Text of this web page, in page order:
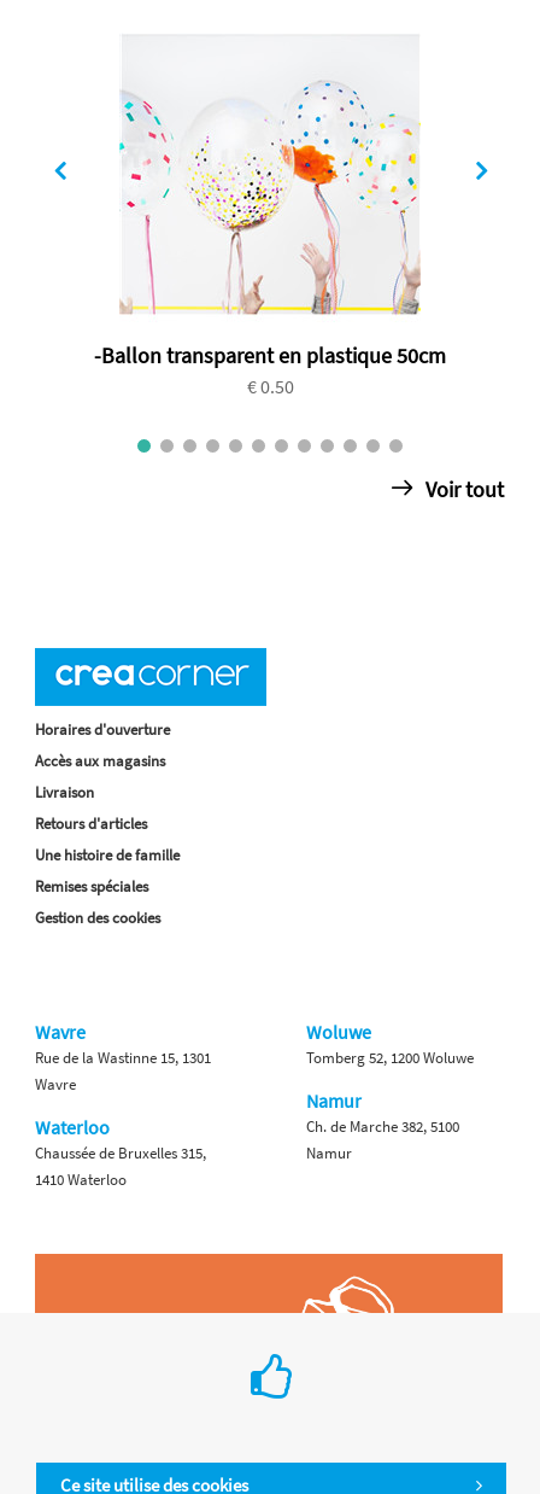
-Ballon transparent en plastique 50cm
€ 0.50
Voir tout
Ce site utilise des cookies
Horaires d'ouverture
Accès aux magasins
Livraison
Retours d'articles
Une histoire de famille
Remises spéciales
Gestion des cookies
Wavre
Rue de la Wastinne 15, 1301
Wavre
Waterloo
Chaussée de Bruxelles 315,
1410 Waterloo
Woluwe
Tomberg 52, 1200 Woluwe
Namur
Ch. de Marche 382, 5100
Namur